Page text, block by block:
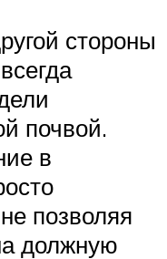
стороны
почвой.
в
позволяя
должную